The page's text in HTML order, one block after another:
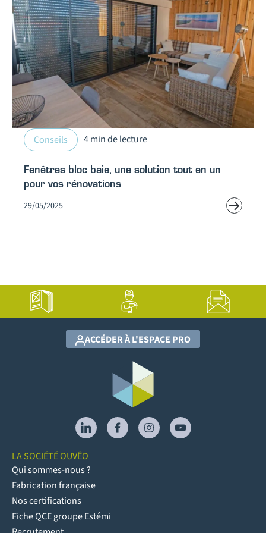
Conseils 4 min de lecture
Fenêtres bloc baie, une solution tout en un
pour vos rénovations
29/05/2025
ACCÉDER À L'ESPACE PRO
LA SOCIÉTÉ OUVÊO
Qui sommes-nous ?
Fabrication française
Nos certifications
Fiche QCE groupe Estémi